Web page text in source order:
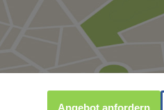
Angebot anfordern